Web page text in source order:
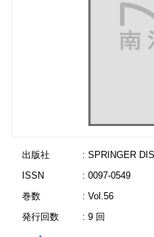
出版社
: SPRINGER
ISSN
: 0097-0549
巻数
: Vol.56
発行回数
: 9 回